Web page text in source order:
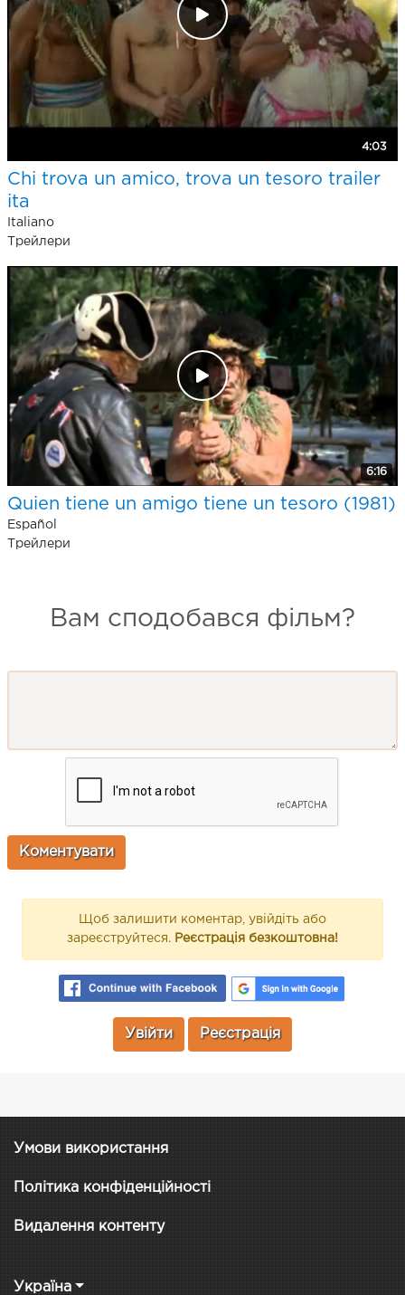
4:03
Chi trova un amico, trova un tesoro trailer
ita
Italiano
Трейлери
6:16
Quien tiene un amigo tiene un tesoro (1981)
Español
Трейлери
Вам сподобався фільм?
Щоб залишити коментар, увійдіть або
зареєструйтеся. Реєстрація безкоштовна!
Увійти Реєстрація
Умови використання
Політика конфіденційності
Видалення контенту
Україна